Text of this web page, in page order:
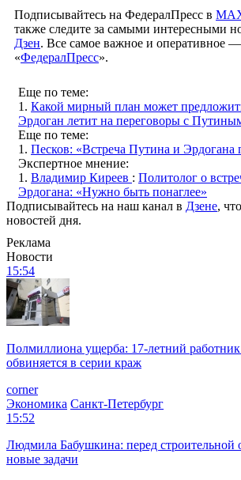
Подписывайтесь на ФедералПресс в
также следите за самыми интересными
Дзен. Все самое важное и оперативное
«ФедералПресс».
Еще по теме:
1. Какой мирный план может
Эрдоган летит на переговоры с
Еще по теме:
1. Песков: «Встреча Путина и Эрдогана
Экспертное мнение:
1. Владимир Киреев : Политолог о
Эрдогана: «Нужно быть понаглее»
Подписывайтесь на наш канал в Дзене,
новостей дня.
Реклама
Новости
15:54
Полмиллиона ущерба: 17-летний
обвиняется в серии краж
corner
Экономика Санкт-Петербург
15:52
Людмила Бабушкина: перед строительной
новые задачи